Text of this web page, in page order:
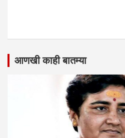
आणखी काही बातम्या